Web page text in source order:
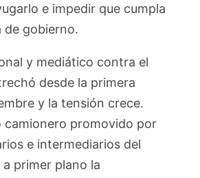
e impedir que cumpla
de gobierno.
y mediático contra el
desde la primera
y la tensión crece.
camionero promovido por
e intermediarios del
primer plano la